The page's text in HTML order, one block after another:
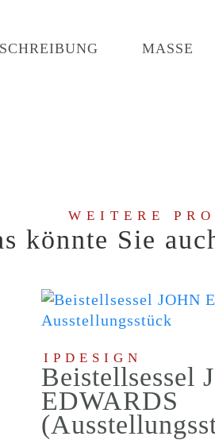
MASSE
WEITERE
könnte Sie
IPDESIGN
Beistellsessel
EDWARDS